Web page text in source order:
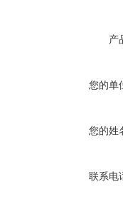
产
您的单
您的姓
联系电